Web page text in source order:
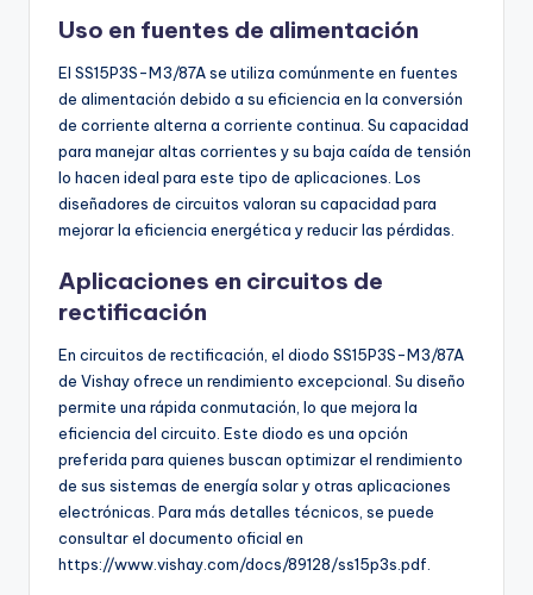
Uso en fuentes de alimentación
El SS15P3S-M3/87A se utiliza comúnmente en fuentes
de alimentación debido a su eficiencia en la conversión
de corriente alterna a corriente continua. Su capacidad
para manejar altas corrientes y su baja caída de tensión
lo hacen ideal para este tipo de aplicaciones. Los
diseñadores de circuitos valoran su capacidad para
mejorar la eficiencia energética y reducir las pérdidas.
Aplicaciones en circuitos de
rectificación
En circuitos de rectificación, el diodo SS15P3S-M3/87A
de Vishay ofrece un rendimiento excepcional. Su diseño
permite una rápida conmutación, lo que mejora la
eficiencia del circuito. Este diodo es una opción
preferida para quienes buscan optimizar el rendimiento
de sus sistemas de energía solar y otras aplicaciones
electrónicas. Para más detalles técnicos, se puede
consultar el documento oficial en
https://www.vishay.com/docs/89128/ss15p3s.pdf.